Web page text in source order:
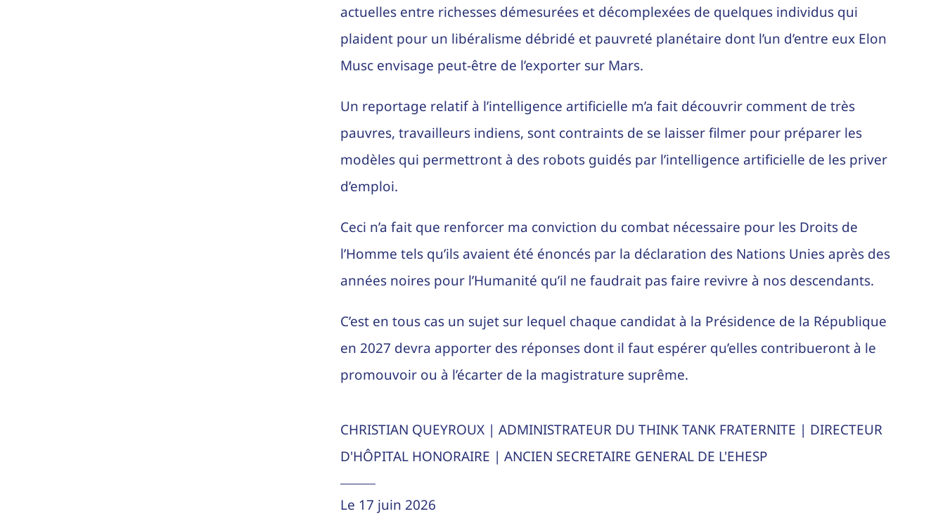
actuelles entre richesses démesurées et décomplexées de quelques individus qui
plaident pour un libéralisme débridé et pauvreté planétaire dont l’un d’entre eux Elon
Musc envisage peut-être de l’exporter sur Mars.
Un reportage relatif à l’intelligence artificielle m’a fait découvrir comment de très
pauvres, travailleurs indiens, sont contraints de se laisser filmer pour préparer les
modèles qui permettront à des robots guidés par l’intelligence artificielle de les priver
d’emploi.
Ceci n’a fait que renforcer ma conviction du combat nécessaire pour les Droits de
l’Homme tels qu’ils avaient été énoncés par la déclaration des Nations Unies après des
années noires pour l’Humanité qu’il ne faudrait pas faire revivre à nos descendants.
C’est en tous cas un sujet sur lequel chaque candidat à la Présidence de la République
en 2027 devra apporter des réponses dont il faut espérer qu’elles contribueront à le
promouvoir ou à l’écarter de la magistrature suprême.
CHRISTIAN QUEYROUX | ADMINISTRATEUR DU THINK TANK FRATERNITE | DIRECTEUR
D'HÔPITAL HONORAIRE | ANCIEN SECRETAIRE GENERAL DE L'EHESP
Le 17 juin 2026